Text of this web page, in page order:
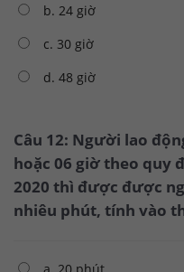
b. 24 giờ
c. 30 giờ
d. 48 giờ
Câu 12: Người lao
hoặc 06 giờ theo quy
2020 thì được được
nhiêu phút, tính vào